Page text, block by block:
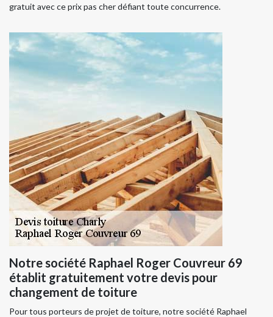
gratuit avec ce prix pas cher défiant toute concurrence.
Notre société Raphael Roger Couvreur 69
établit gratuitement votre devis pour
changement de toiture
Pour tous porteurs de projet de toiture, notre société Raphael